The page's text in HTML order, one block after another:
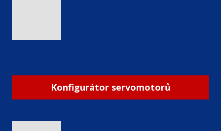
Konfigurátor servomotorů